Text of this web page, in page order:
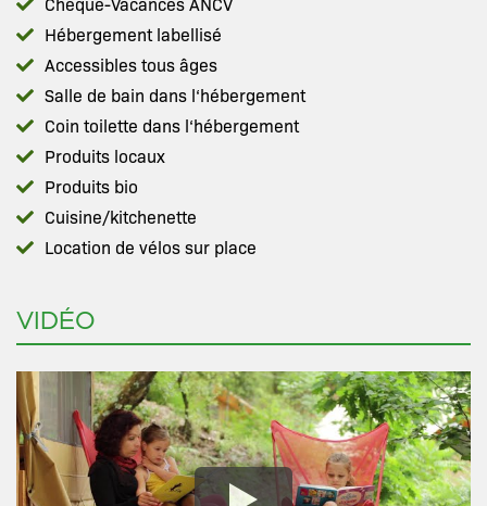
Hébergement labellisé
Accessibles tous âges
Salle de bain dans l‘hébergement
Coin toilette dans l‘hébergement
Produits locaux
Produits bio
Cuisine/kitchenette
Location de vélos sur place
VIDÉO